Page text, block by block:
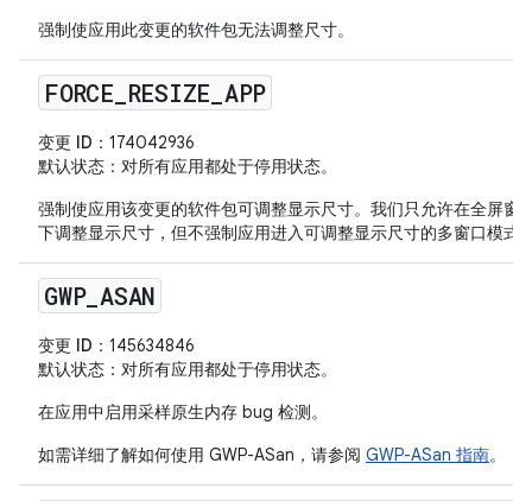
强制使应用此变更的软件包无法调整尺寸。
FORCE RESIZE APP
变更 ID ：174042936
默认状态 ：对所有应用都处于停用状态。
强制使应用该变更的软件包可调整显示尺寸。我们只允许在全屏窗
下调整显示尺寸，但不强制应用进入可调整显示尺寸的多窗口模式
GWP_ ASAN
变更 ID ：145634846
默认状态 ：对所有应用都处于停用状态。
在应用中启用采样原生内存 bug 检测。
如需详细了解如何使用 GWP-ASan，请参阅 GWP-ASan 指南。